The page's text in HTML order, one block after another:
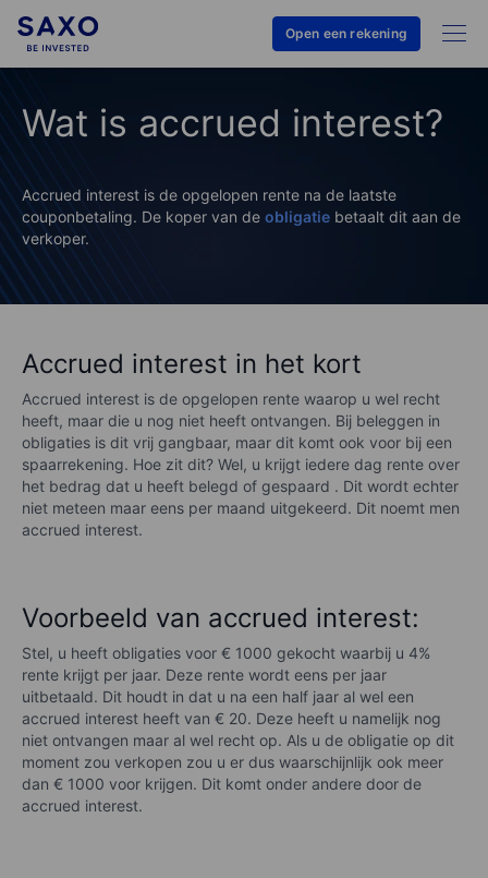
Open een rekening
Wat is accrued interest?
Accrued interest is de opgelopen rente na de laatste
couponbetaling. De koper van de obligatie betaalt dit aan de
verkoper.
Accrued interest in het kort
Accrued interest is de opgelopen rente waarop u wel recht
heeft, maar die u nog niet heeft ontvangen. Bij beleggen in
obligaties is dit vrij gangbaar, maar dit komt ook voor bij een
spaarrekening. Hoe zit dit? Wel, u krijgt iedere dag rente over
het bedrag dat u heeft belegd of gespaard . Dit wordt echter
niet meteen maar eens per maand uitgekeerd. Dit noemt men
accrued interest.
Voorbeeld van accrued interest:
Stel, u heeft obligaties voor € 1000 gekocht waarbij u 4%
rente krijgt per jaar. Deze rente wordt eens per jaar
uitbetaald. Dit houdt in dat u na een half jaar al wel een
accrued interest heeft van € 20. Deze heeft u namelijk nog
niet ontvangen maar al wel recht op. Als u de obligatie op dit
moment zou verkopen zou u er dus waarschijnlijk ook meer
dan € 1000 voor krijgen. Dit komt onder andere door de
accrued interest.